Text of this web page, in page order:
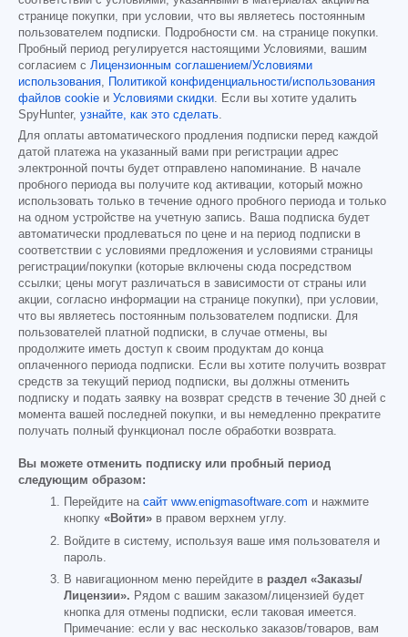
странице покупки, при условии, что вы являетесь постоянным
пользователем подписки. Подробности см. на странице покупки.
Пробный период регулируется настоящими Условиями, вашим
согласием с Лицензионным соглашением/Условиями
использования,
Политикой конфиденциальности/использования
файлов cookie и Условиями скидки. Если вы хотите удалить
SpyHunter, узнайте, как это сделать.
Для оплаты автоматического продления подписки перед каждой
датой платежа на указанный вами при регистрации адрес
электронной почты будет отправлено напоминание. В начале
пробного периода вы получите код активации, который можно
использовать только в течение одного пробного периода и только
на одном устройстве на учетную запись. Ваша подписка будет
автоматически продлеваться по цене и на период подписки в
соответствии с условиями предложения и условиями страницы
регистрации/покупки (которые включены сюда посредством
ссылки; цены могут различаться в зависимости от страны или
акции, согласно информации на странице покупки), при условии,
что вы являетесь постоянным пользователем подписки. Для
пользователей платной подписки, в случае отмены, вы
продолжите иметь доступ к своим продуктам до конца
оплаченного периода подписки. Если вы хотите получить возврат
средств за текущий период подписки, вы должны отменить
подписку и подать заявку на возврат средств в течение 30 дней с
момента вашей последней покупки, и вы немедленно прекратите
получать полный функционал после обработки возврата.
Вы можете отменить подписку или пробный период
следующим образом:
Перейдите на сайт www.enigmasoftware.com и нажмите
кнопку «Войти» в правом верхнем углу.
Войдите в систему, используя ваше имя пользователя и
пароль.
В навигационном меню перейдите в раздел «Заказы/
Лицензии». Рядом с вашим заказом/лицензией будет
кнопка для отмены подписки, если таковая имеется.
Примечание: если у вас несколько заказов/товаров, вам